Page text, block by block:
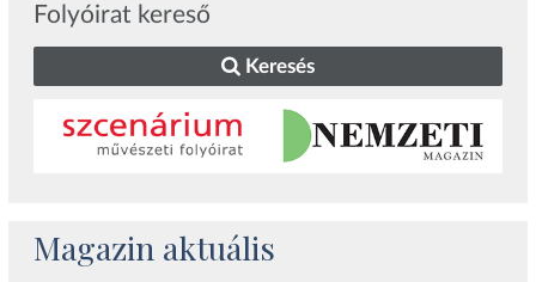
Folyóirat kereső
Keresés
Magazin aktuális